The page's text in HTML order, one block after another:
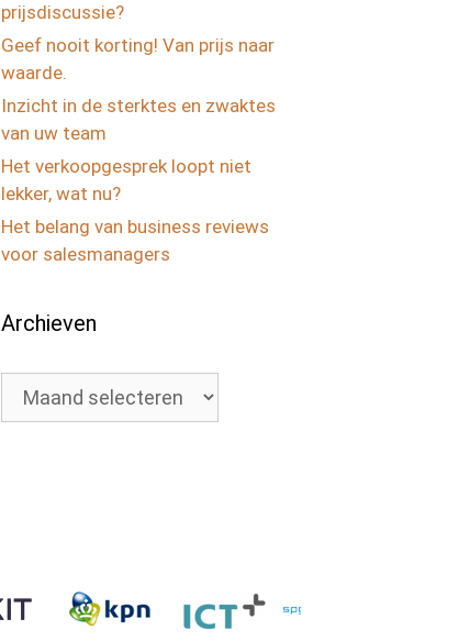
prijsdiscussie?
Geef nooit korting! Van prijs naar
waarde.
Inzicht in de sterktes en zwaktes
van uw team
Het verkoopgesprek loopt niet
lekker, wat nu?
Het belang van business reviews
voor salesmanagers
Archieven
Archieven